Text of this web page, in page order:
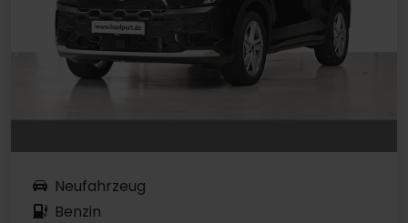
Neufahrzeug
Benzin